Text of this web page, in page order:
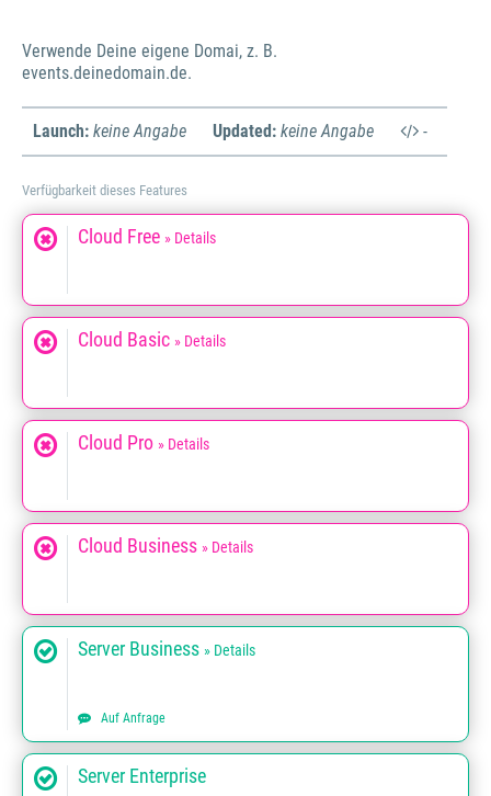
Verwende Deine eigene Domai, z. B.
events.deinedomain.de.
Launch: keine Angabe Updated: keine Angabe -
Verfügbarkeit dieses Features
Cloud Free » Details
Cloud Basic » Details
Cloud Pro » Details
Cloud Business » Details
Server Business » Details
Auf Anfrage
Server Enterprise